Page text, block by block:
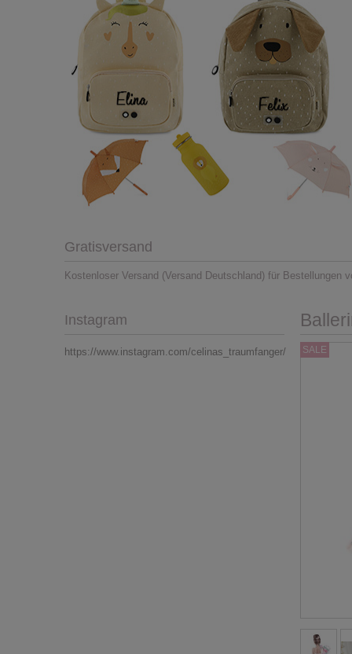
Gratisversand
Kostenloser Versand (Versand Deutschland) für Bestellungen
Instagram
https://www.instagram.com/celinas_traumfanger/ SALE